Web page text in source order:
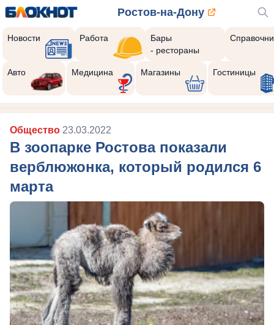
Ростов-на-Дону
Новости Работа
Бары
- рестораны
Авто Медицина Магазины Гостиницы
Общество 23.03.2022
В зоопарке Ростова показали
верблюжонка, который родился 6
марта